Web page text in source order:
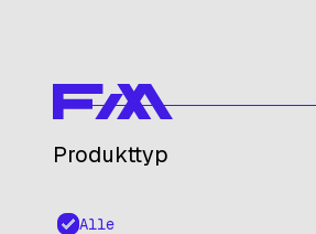
Produkttyp
Alle